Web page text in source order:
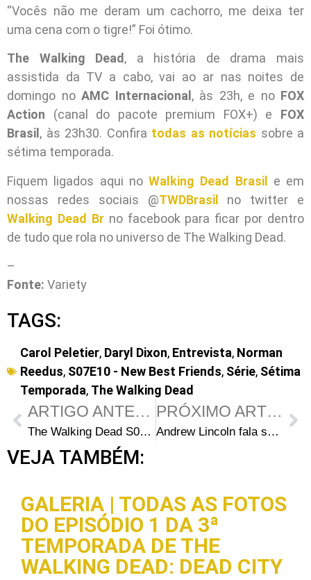
“Vocês não me deram um cachorro, me deixa ter
uma cena com o tigre!” Foi ótimo.
The Walking Dead, a história de drama mais
assistida da TV a cabo, vai ao ar nas noites de
domingo no AMC Internacional , às 23h, e no FOX
Action (canal do pacote premium FOX+) e FOX
Brasil , às 23h30. Confira todas as notícias sobre a
sétima temporada.
Fiquem ligados aqui no Walking Dead Brasil e em
nossas redes sociais @TWDBrasil no twitter e
Walking Dead Brno facebook para ficar por dentro
de tudo que rola no universo de The Walking Dead.
–
Fonte: Variety
TAGS:
Carol Peletier, Daryl Dixon, Entrevista, Norman
Reedus, S07E10 - New Best Friends, Série, Sétima
Temporada, The Walking Dead
ARTIGO ANTERIOR
The Walking Dead S07E10: Greg Nicotero divulga esboços e capacete do zumbi com espetos
PRÓXIMO ARTIGO
Andrew Lincoln fala sobre entrar no “buraco do inferno” e enfrentar o zumbi com espetos
VEJA TAMBÉM:
GALERIA | TODAS AS FOTOS
DO EPISÓDIO 1 DA 3ª
TEMPORADA DE THE
WALKING DEAD: DEAD CITY